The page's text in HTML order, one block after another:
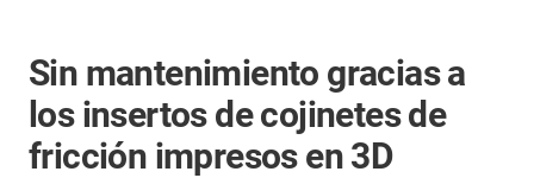
Sin mantenimiento gracias a
los insertos de cojinetes de
fricción impresos en 3D